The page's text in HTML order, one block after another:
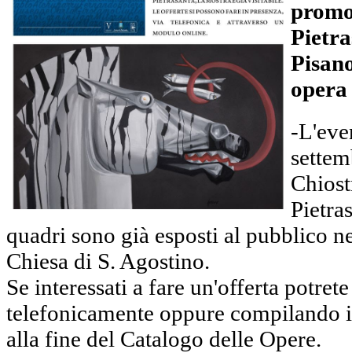
-
quadri sono già esposti al pubblico
Chiesa di S. Agostino.
Se interessati a fare un'offerta
telefonicamente oppure compilando
alla fine del Catalogo delle Opere.